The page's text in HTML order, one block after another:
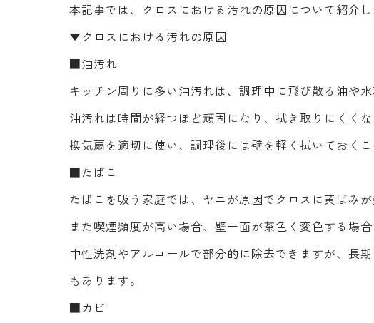
本記事では、クロスにおける汚れの原因について紹介し
▼クロスにおける汚れの原因
■油汚れ
キッチン周りに多い油汚れは、調理中に飛び散る油や水
油汚れは時間が経つほど頑固になり、拭き取りにくく
換気扇を適切に使い、調理後には壁を軽く拭いておく
■たばこ
たばこを吸う家庭では、ヤニが原因でクロスに黄ばみが
また喫煙頻度が高い場合、壁一面が茶色く変色する場合
中性洗剤やアルコールで部分的に除去できますが、長
もあります。
■カビ